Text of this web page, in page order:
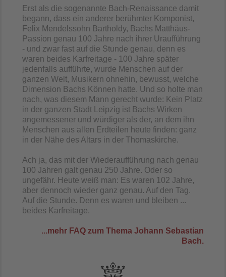
Erst als die sogenannte Bach-Renaissance damit
begann, dass ein anderer berühmter Komponist,
Felix Mendelssohn Bartholdy, Bachs Matthäus-
Passion genau 100 Jahre nach ihrer Uraufführung
- und zwar fast auf die Stunde genau, denn es
waren beides Karfreitage - 100 Jahre später
jedenfalls aufführte, wurde Menschen auf der
ganzen Welt, Musikern ohnehin, bewusst, welche
Dimension Bachs Können hatte. Und so holte man
nach, was diesem Mann gerecht wurde: Kein Platz
in der ganzen Stadt Leipzig ist Bachs Wirken
angemessener und würdiger als der, an dem ihn
Menschen aus allen Erdteilen heute finden: ganz
in der Nähe des Altars in der Thomaskirche.
Ach ja, das mit der Wiederaufführung nach genau
100 Jahren galt genau 250 Jahre. Oder so
ungefähr. Heute weiß man: Es waren 102 Jahre,
aber dennoch wieder ganz genau. Auf den Tag.
Auf die Stunde. Denn es waren und bleiben ...
beides Karfreitage.
...mehr FAQ zum Thema Johann Sebastian
Bach.